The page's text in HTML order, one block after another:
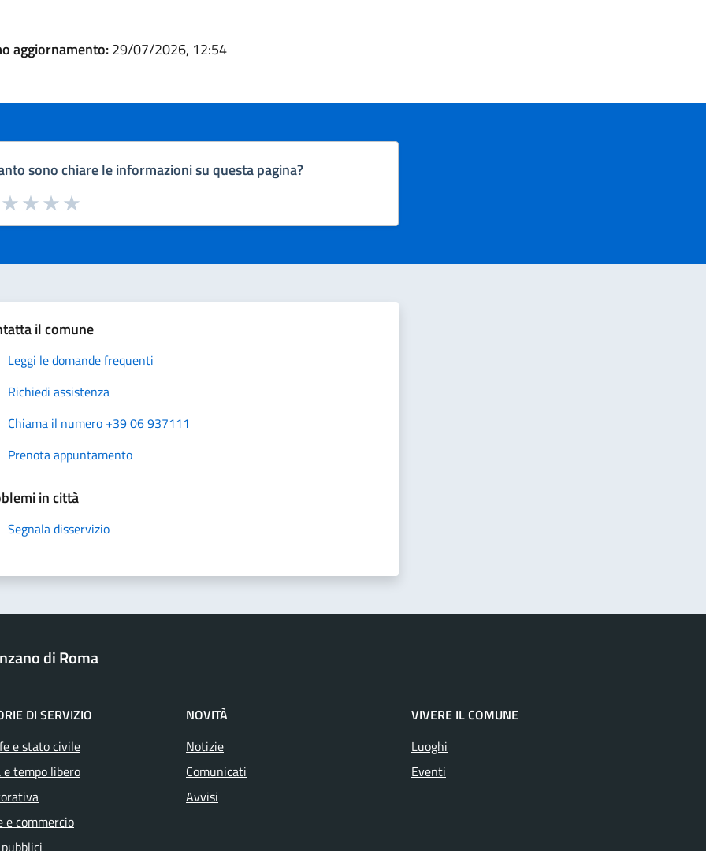
aggiornamento:29/07/2026, 12:54
sono chiare le informazioni su questa pagina?
da 1 a 5 stelle la pagina
Valuta 5 stelle su 5
Valuta 4 stelle su 5
Valuta 3 stelle su 5
Valuta 2 stelle su 5
1 stelle su 5
il comune
Leggi le domande frequenti
Richiedi assistenza
Chiama il numero +39 06 937111
Prenota appuntamento
in città
Segnala disservizio
di Roma
DI SERVIZIO
e stato civile
tempo libero
e commercio
NOVITÀ
Notizie
Comunicati
Avvisi
VIVERE IL COMUNE
Luoghi
Eventi